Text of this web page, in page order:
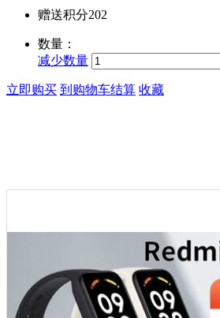
赠送积分202
数量：
减少数量
立即购买 到购物车结算 收藏